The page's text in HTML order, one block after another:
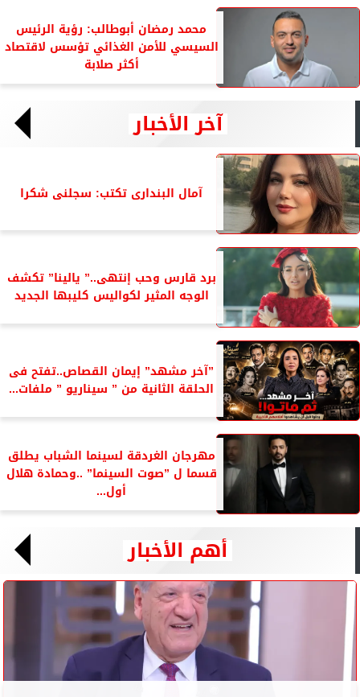
محمد رمضان أبوطالب: رؤية الرئيس
السيسي للأمن الغذائي تؤسس لاقتصاد
أكثر صلابة
آخر الأخبار
آمال البندارى تكتب: سجلنى شكرا
برد قارس وحب إنتهى..” يالينا” تكشف
الوجه المثير لكواليس كليبها الجديد
”آخر مشهد” إيمان القصاص..تفتح فى
الحلقة الثانية من ” سيناريو ” ملفات...
مهرجان الغردقة لسينما الشباب يطلق
قسما ل ”صوت السينما” ..وحمادة هلال
أول...
أهم الأخبار